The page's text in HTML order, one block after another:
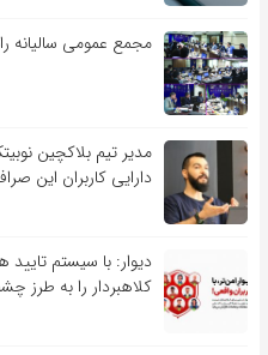
مجمع عمومی سالیانه
دارایی کاربران این
کلاهبردار را به طرز